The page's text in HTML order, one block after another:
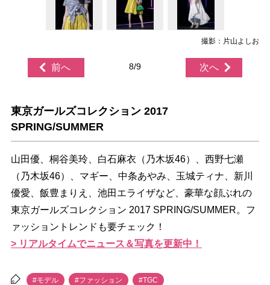
撮影：片山よしお
前へ 次へ
8/9
東京ガールズコレクション 2017
SPRING/SUMMER
山田優、桐谷美玲、白石麻衣（乃木坂46）、西野七瀬
（乃木坂46）、マギー、中条あやみ、玉城ティナ、新川
優愛、飯豊まりえ、池田エライザなど、豪華な顔ぶれの
東京ガールズコレクション 2017 SPRING/SUMMER。フ
ァッショントレンドも要チェック！
> リアルタイムでニュース＆写真を更新中！
#モデル #ファッション #TGC